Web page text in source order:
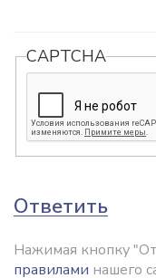
CAPTCHA
Ответить
Нажимая кнопку
правилами нашего